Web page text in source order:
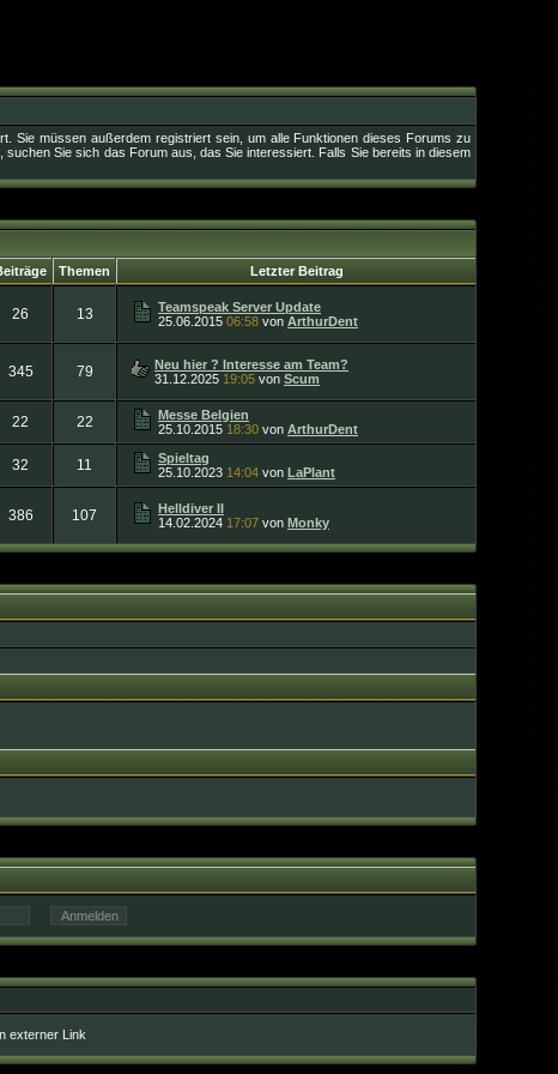
Sie müssen außerdem registriert sein, um alle Funktionen dieses Forums zu
Sie sich das Forum aus, das Sie interessiert. Falls Sie bereits in diesem
Themen Letzter Beitrag
26 13
Teamspeak Server Update
25.06.2015 06:58 von ArthurDent
345 79
Neu hier ? Interesse am Team?
31.12.2025 19:05 von Scum
22 22
Messe Belgien
25.10.2015 18:30 von ArthurDent
32 11
Spieltag
25.10.2023 14:04 von LaPlant
386 107
Helldiver II
14.02.2024 17:07 von Monky
externer Link